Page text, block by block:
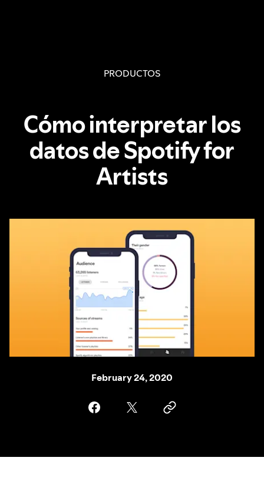
PRODUCTOS
Cómo interpretar los
datos de Spotify for
Artists
February 24, 2020